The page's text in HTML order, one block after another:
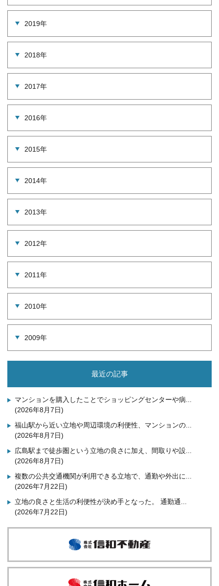
2019年
2018年
2017年
2016年
2015年
2014年
2013年
2012年
2011年
2010年
2009年
最近の記事
マンションを購入したことでショッピングセンターや病...
(2026年8月7日)
福山駅から近い立地や周辺環境の利便性、マンションの...
(2026年8月7日)
広島駅まで徒歩圏という立地の良さに加え、間取りや設...
(2026年8月7日)
複数の公共交通機関が利用できる立地で、通勤や外出に...
(2026年7月22日)
立地の良さと生活の利便性が決め手となった。 通勤通...
(2026年7月22日)